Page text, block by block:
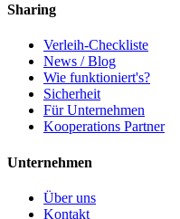
Sharing
Verleih-Checkliste
News / Blog
Wie funktioniert's?
Sicherheit
Für Unternehmen
Kooperations Partner
Unternehmen
Über uns
Kontakt